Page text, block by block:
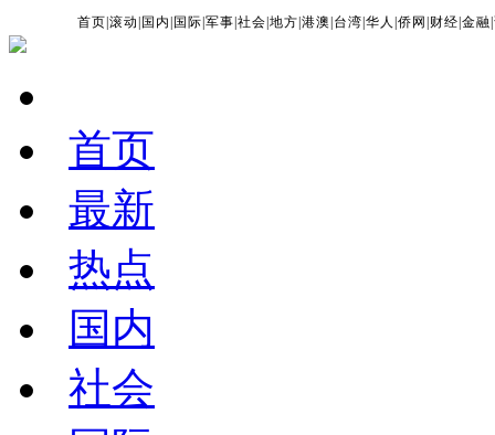
首页 |滚动 国内 国际 |军事 |社会 |地方 |港澳 台湾 |华人 |侨网 财经 |金融 |
首页
最新
热点
国内
社会